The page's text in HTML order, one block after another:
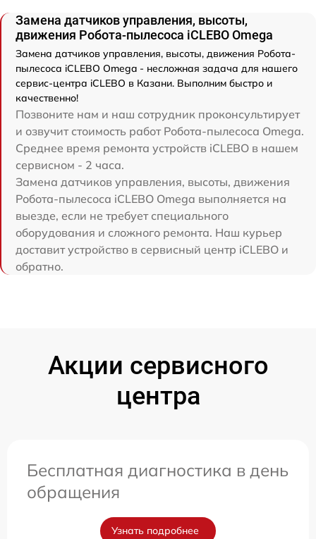
Замена датчиков управления, высоты,
движения Робота-пылесоса iCLEBO Omega
Замена датчиков управления, высоты, движения Робота-
пылесоса iCLEBO Omega - несложная задача для нашего
сервис-центра iCLEBO в Казани. Выполним быстро и
качественно!
Позвоните нам и наш сотрудник проконсультирует
и озвучит стоимость работ Робота-пылесоса Omega.
Среднее время ремонта устройств iCLEBO в нашем
сервисном - 2 часа.
Замена датчиков управления, высоты, движения
Робота-пылесоса iCLEBO Omega выполняется на
выезде, если не требует специального
оборудования и сложного ремонта. Наш курьер
доставит устройство в сервисный центр iCLEBO и
обратно.
Акции сервисного
центра
Бесплатная диагностика в день
обращения
Узнать подробнее